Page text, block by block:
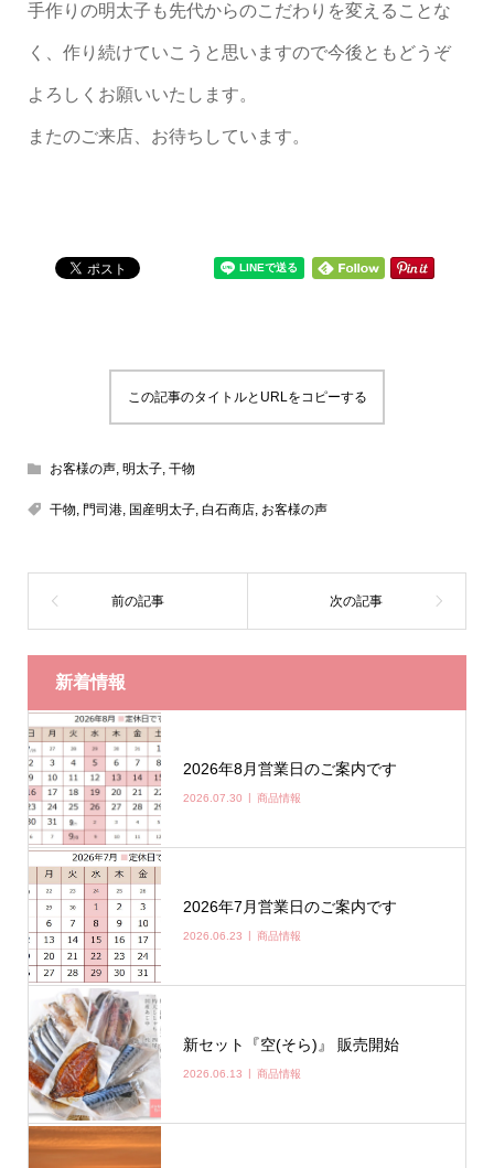
手作りの明太子も先代からのこだわりを変えることな
く、作り続けていこうと思いますので今後ともどうぞ
よろしくお願いいたします。
またのご来店、お待ちしています。
この記事のタイトルとURLをコピーする
お客様の声, 明太子, 干物
干物, 門司港, 国産明太子, 白石商店, お客様の声
新着情報
2026年8月営業日のご案内です
2026.07.30 商品情報
2026年7月営業日のご案内です
2026.06.23 商品情報
新セット『空(そら)』 販売開始
2026.06.13 商品情報